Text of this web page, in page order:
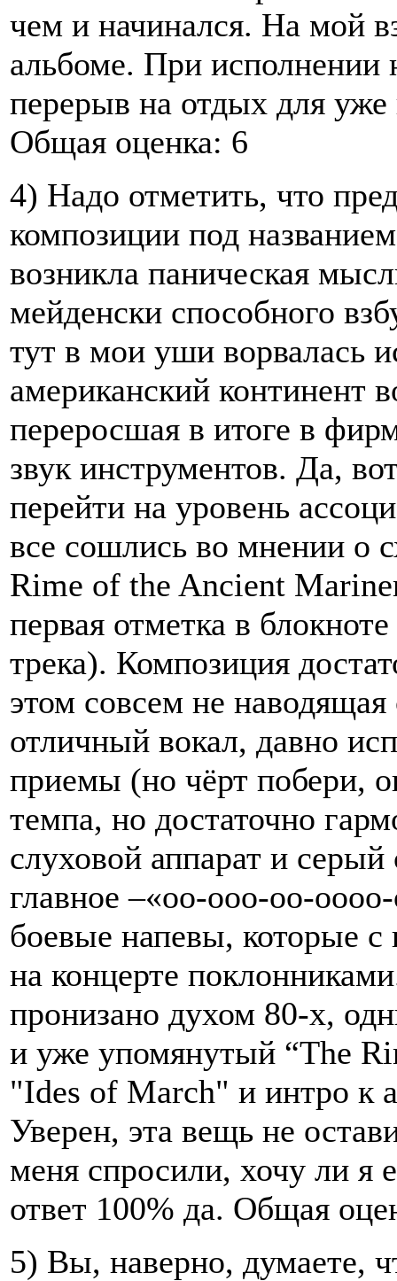
чем и начинался. На мой
альбоме. При исполнении
перерыв на отдых для
Общая оценка: 6
4) Надо отметить, что
композиции под
возникла паническая
мейденски способного
тут в мои уши ворвалась
американский континент
переросшая в итоге в
звук инструментов. Да,
перейти на уровень
все сошлись во мнении о
Rime of the Ancient
первая отметка в
трека). Композиция
этом совсем не
отличный вокал, давно
приемы (но чёрт побери,
темпа, но достаточно
слуховой аппарат и
главное –«оо-ооо-оо-
боевые напевы, которые с
на концерте
пронизано духом 80-х,
и уже упомянутый “The
"Ides of March" и интро к
Уверен, эта вещь не
меня спросили, хочу ли
ответ 100% да. Общая
5) Вы, наверно, думаете,